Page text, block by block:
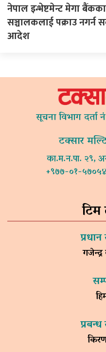
नेपाल इन्भेष्टमेन्ट मेगा
सञ्चालकलाई पक्राउ नगर्न
आदेश
सूचना विभाग
टक्सार
का.म.न.पा. २९,
+९७७-०१-
टिम